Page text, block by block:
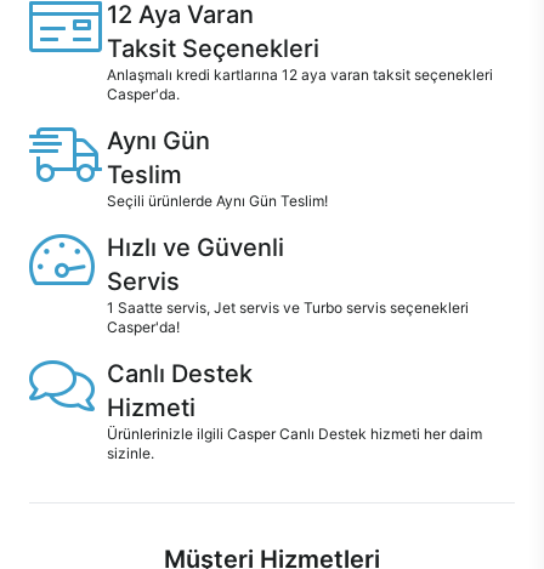
12 Aya Varan
Taksit Seçenekleri
Anlaşmalı kredi kartlarına 12 aya varan taksit seçenekleri
Casper'da.
Aynı Gün
Teslim
Seçili ürünlerde Aynı Gün Teslim!
Hızlı ve Güvenli
Servis
1 Saatte servis, Jet servis ve Turbo servis seçenekleri
Casper'da!
Canlı Destek
Hizmeti
Ürünlerinizle ilgili Casper Canlı Destek hizmeti her daim
sizinle.
Müşteri Hizmetleri